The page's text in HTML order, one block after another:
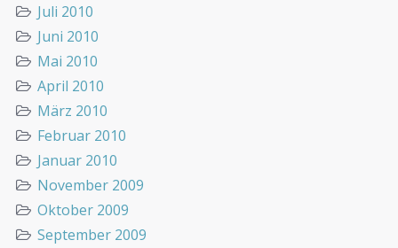
Juli 2010
Juni 2010
Mai 2010
April 2010
März 2010
Februar 2010
Januar 2010
November 2009
Oktober 2009
September 2009